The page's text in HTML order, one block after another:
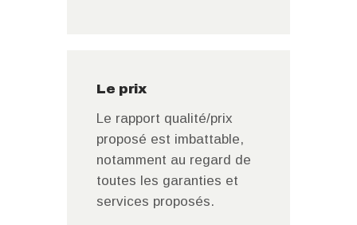
Le prix
Le rapport qualité/prix
proposé est imbattable,
notamment au regard de
toutes les garanties et
services proposés.